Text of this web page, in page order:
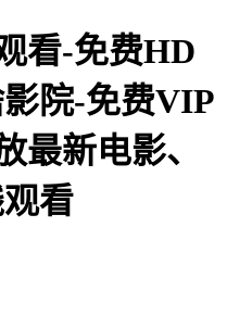
看-免费HD
院-免费VIP
最新电影、
看